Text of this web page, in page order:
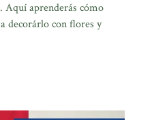
aprenderás cómo
decorárlo con flores y